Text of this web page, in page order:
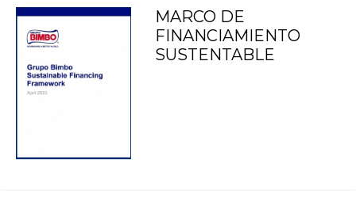
MARCO DE
FINANCIAMIENTO
SUSTENTABLE